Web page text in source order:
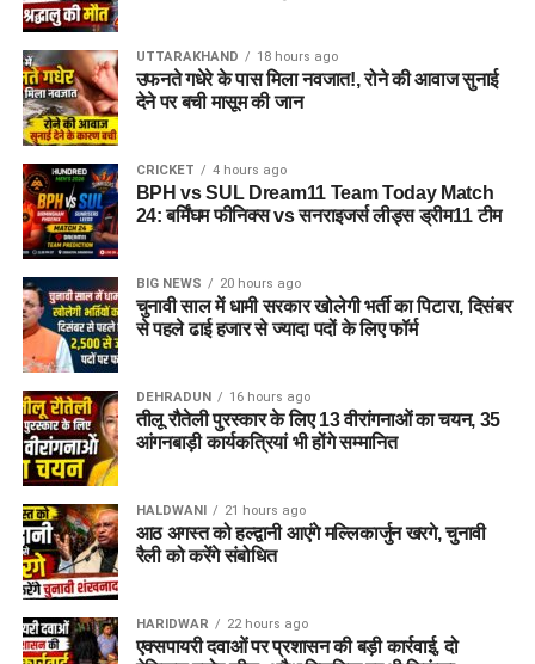
UTTARAKHAND 18 hours ago
उफनते गधेरे के पास मिला नवजात!, रोने की आवाज सुनाई
देने पर बची मासूम की जान
CRICKET 4 hours ago
BPH vs SUL Dream11 Team Today Match
24: बर्मिंघम फीनिक्स vs सनराइजर्स लीड्स ड्रीम11 टीम
BIG NEWS 20 hours ago
चुनावी साल में धामी सरकार खोलेगी भर्ती का पिटारा, दिसंबर
से पहले ढाई हजार से ज्यादा पदों के लिए फॉर्म
DEHRADUN 16 hours ago
तीलू रौतेली पुरस्कार के लिए 13 वीरांगनाओं का चयन, 35
आंगनबाड़ी कार्यकत्रियां भी होंगे सम्मानित
HALDWANI 21 hours ago
आठ अगस्त को हल्द्वानी आएंगे मल्लिकार्जुन खरगे, चुनावी
रैली को करेंगे संबोधित
HARIDWAR 22 hours ago
एक्सपायरी दवाओं पर प्रशासन की बड़ी कार्रवाई, दो